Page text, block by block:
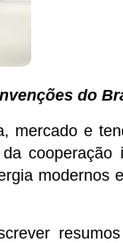
do
mercado e
cooperação
modernos